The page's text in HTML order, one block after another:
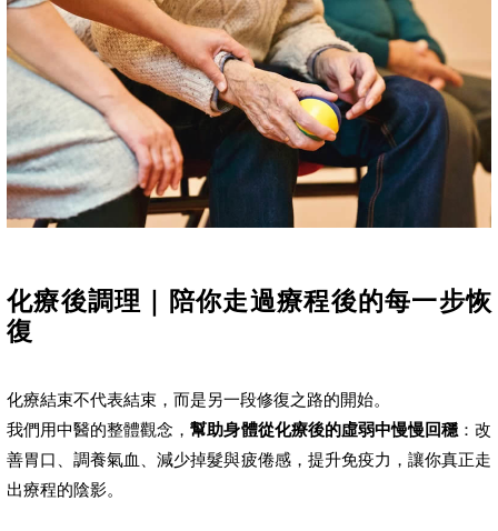
化療後調理｜陪你走過療程後的每一步恢
復
化療結束不代表結束，而是另一段修復之路的開始。
我們用中醫的整體觀念，幫助身體從化療後的虛弱中慢慢回穩：改
善胃口、調養氣血、減少掉髮與疲倦感，提升免疫力，讓你真正走
出療程的陰影。